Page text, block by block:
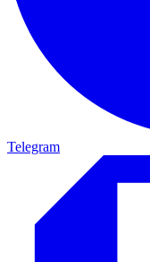
Telegram